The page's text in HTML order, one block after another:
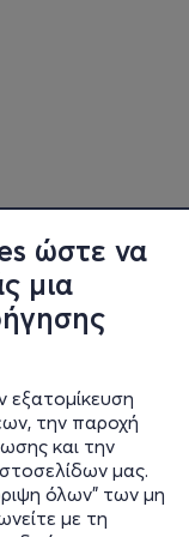
ώστε να
μια
την παροχή
και την
μας.
όλων" των μη
με τη
απόλυτης